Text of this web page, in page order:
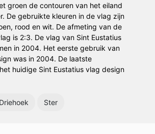
groen de contouren van het eiland
De gebruikte kleuren in de vlag zijn
rood en wit. De afmeting van de
is 2:3. De vlag van Sint Eustatius
in 2004. Het eerste gebruik van
was in 2004. De laatste
huidige Sint Eustatius vlag design
Driehoek Ster